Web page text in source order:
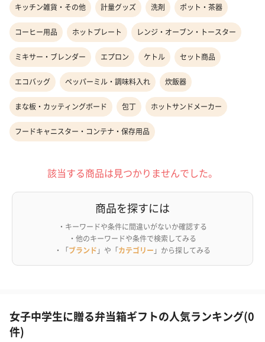
キッチン雑貨・その他 計量グッズ 洗剤 ポット・茶器
コーヒー用品 ホットプレート レンジ・オーブン・トースター
ミキサー・ブレンダー エプロン ケトル セット商品
エコバッグ ペッパーミル・調味料入れ 炊飯器
まな板・カッティングボード 包丁 ホットサンドメーカー
フードキャニスター・コンテナ・保存用品
該当する商品は見つかりませんでした。
商品を探すには
・キーワードや条件に間違いがないか確認する
・他のキーワードや条件で検索してみる
・「ブランド 」や「カテゴリー 」から探してみる
女子中学生に贈る弁当箱ギフトの人気ランキング(0
件)